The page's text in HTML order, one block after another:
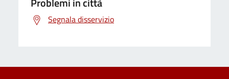
Segnala disservizio